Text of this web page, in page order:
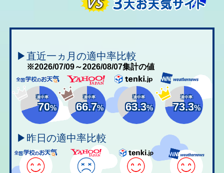
▶直近一ヵ月の適中率比較
※2026/07/09～2026/08/07集計の値
適中率
70%
適中率
66.7%
適中率
63.3%
適中率
73.3%
▶昨日の適中率比較